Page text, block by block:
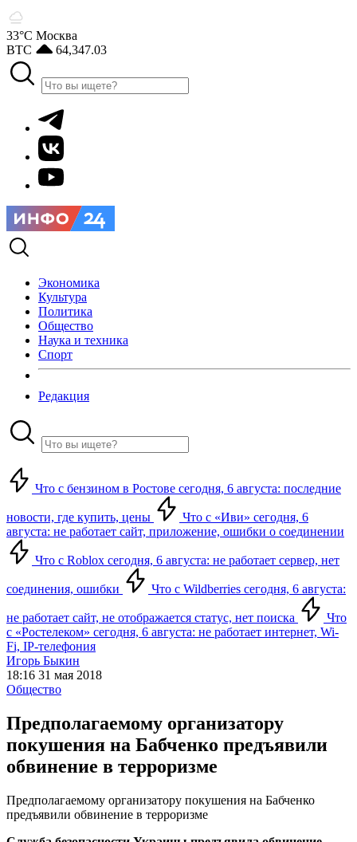
33°С Москва
BTC
64,347.03
Экономика
Культура
Политика
Общество
Наука и техника
Спорт
Редакция
Что с бензином в Ростове сегодня, 6 августа: последние
новости, где купить, цены
Что с «Иви» сегодня, 6
августа: не работает сайт, приложение, ошибки о соединении
Что с Roblox сегодня, 6 августа: не работает сервер, нет
соединения, ошибки Что с Wildberries сегодня, 6 августа:
не работает сайт, не отображается статус, нет поиска
Что
с «Ростелеком» сегодня, 6 августа: не работает интернет, Wi-
Fi, IP-телефония
Игорь Быкин
18:16 31 мая 2018
Общество
Предполагаемому организатору
покушения на Бабченко предъявили
обвинение в терроризме
Предполагаемому организатору покушения на Бабченко
предъявили обвинение в терроризме